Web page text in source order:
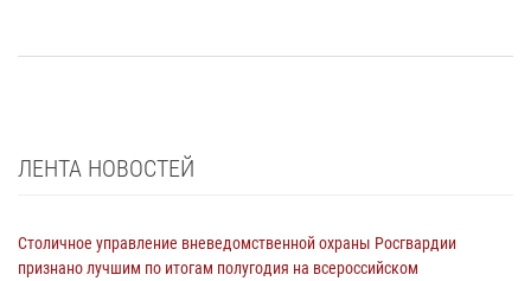
ЛЕНТА НОВОСТЕЙ
Столичное управление вневедомственной охраны Росгвардии
признано лучшим по итогам полугодия на всероссийском